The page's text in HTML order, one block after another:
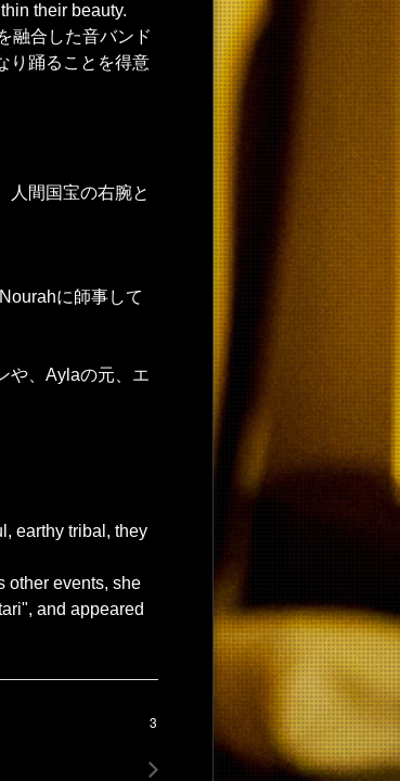
their beauty.
融合した音バンド
り踊ることを得意
人間国宝の右腕と
に師事して
や、Aylaの元、エ
earthy tribal, they
other events, she
and appeared
3